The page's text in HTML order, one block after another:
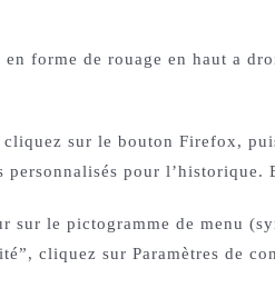
forme de rouage en haut a
sur le bouton Firefox,
pour
sur le pictogramme de menu
cliquez sur Paramètres de